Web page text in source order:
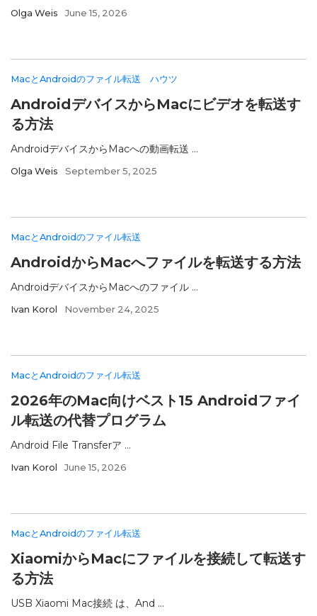
Olga Weis June 15, 2026
MacとAndroidのファイル転送 ハウツ
AndroidデバイスからMacにビデオを転送す
る方法
AndroidデバイスからMacへの動画転送 ...
Olga Weis September 5, 2025
MacとAndroidのファイル転送
AndroidからMacへファイルを転送する方法
AndroidデバイスからMacへのファイル ...
Ivan Korol November 24, 2025
MacとAndroidのファイル転送
2026年のMac向けベスト15 Androidファイ
ル転送の代替プログラム
Android File Transferア ...
Ivan Korol June 15, 2026
MacとAndroidのファイル転送
XiaomiからMacにファイルを接続して転送す
る方法
USB Xiaomi Mac接続 は、And ...